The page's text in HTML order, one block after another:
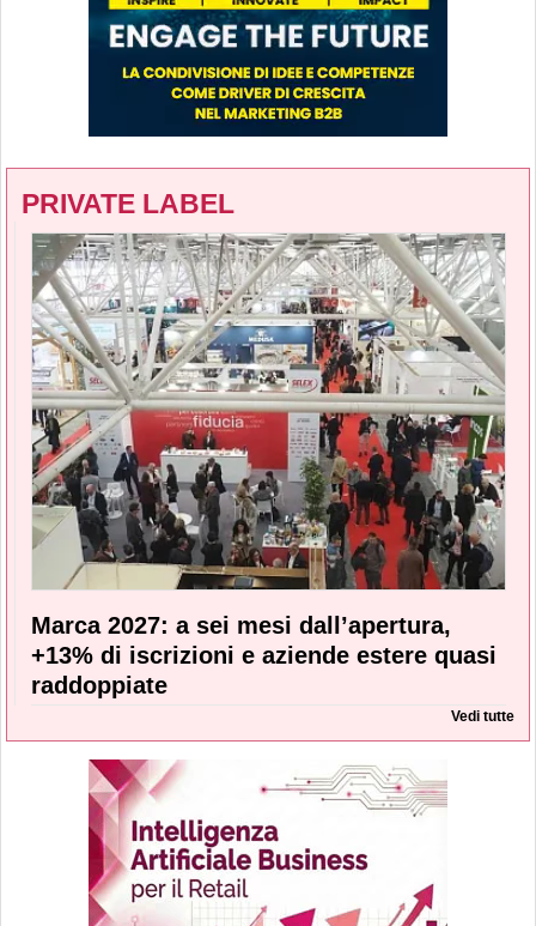
PRIVATE LABEL
Marca 2027: a sei mesi dall’apertura,
+13% di iscrizioni e aziende estere quasi
raddoppiate
Vedi tutte